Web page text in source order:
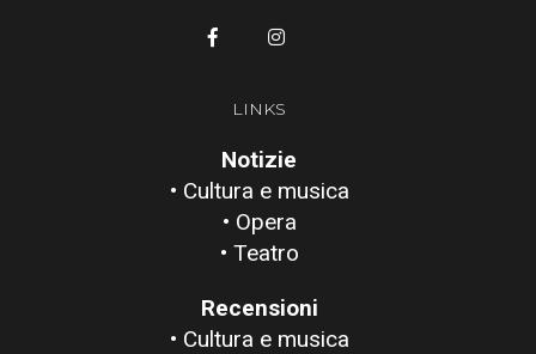
LINKS
Notizie
• Cultura e musica
• Opera
• Teatro
Recensioni
• Cultura e musica